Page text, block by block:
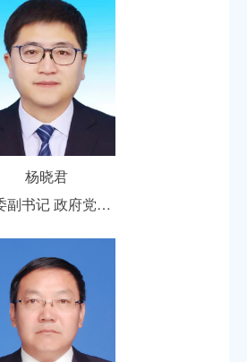
杨晓君
区委副书记 政府党组书记 区长